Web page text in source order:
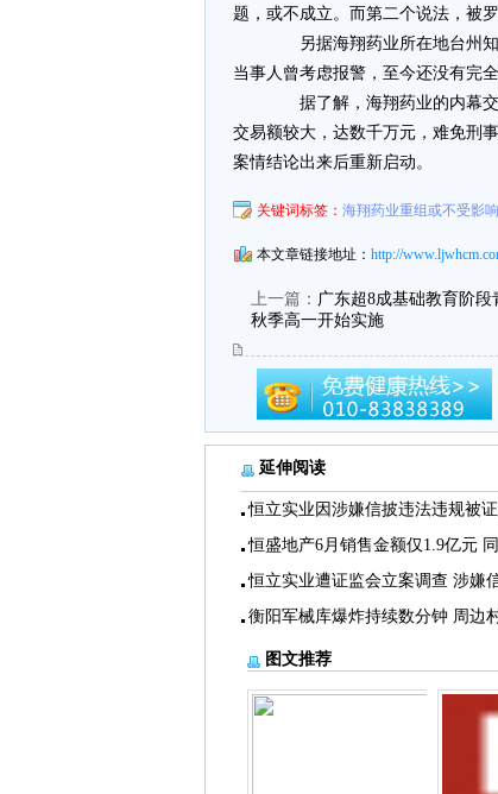
题，或不成立。而第二个说法，被
另据海翔药业所在地台州知
当事人曾考虑报警，至今还没有完
据了解，海翔药业的内幕交
交易额较大，达数千万元，难免刑
案情结论出来后重新启动。
关键词标签： 海翔药业重组或不受影
本文章链接地址： http://
上一篇： 广东超8成基础教育阶段
秋季高一开始实施
延伸阅读
恒立实业因涉嫌信披违法违规被
恒盛地产6月销售金额仅1.9亿元
恒立实业遭证监会立案调查 涉嫌
衡阳军械库爆炸持续数分钟 周边
图文推荐